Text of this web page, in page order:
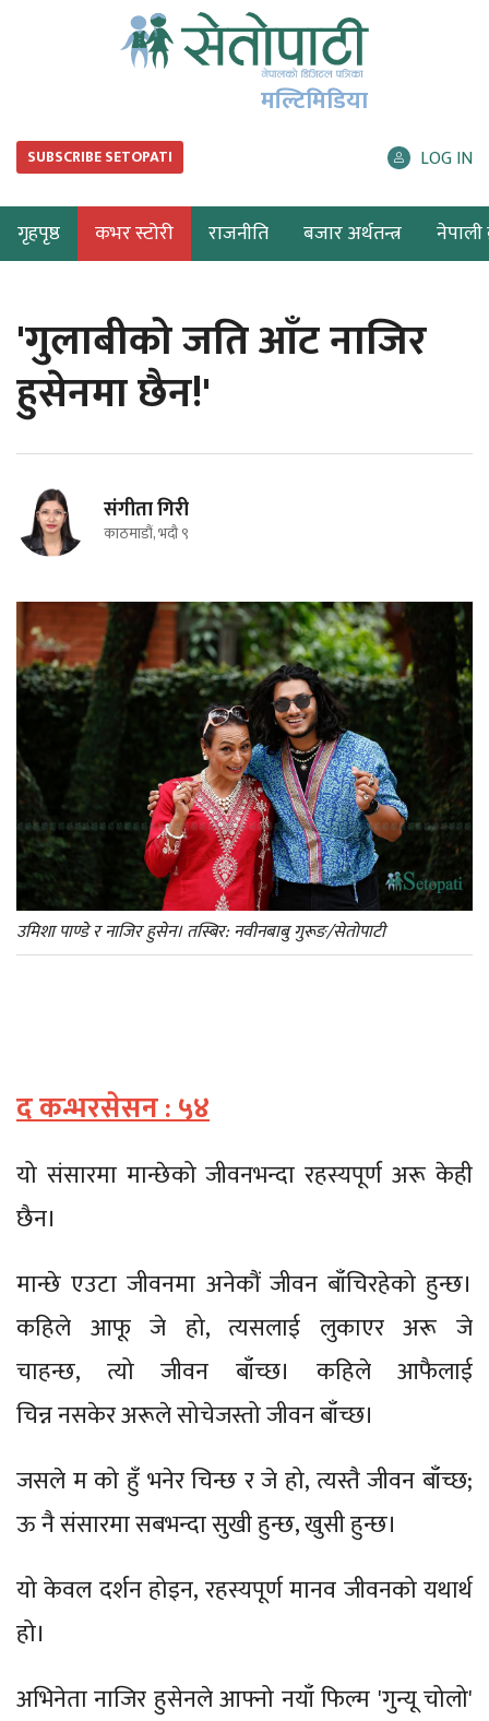
मल्टिमिडिया
SUBSCRIBE SETOPATI LOG IN
गृहपृष्ठ कभर स्टोरी राजनीति बजार अर्थतन्त्र नेपाली
'गुलाबीको जति आँट नाजिर
हुसेनमा छैन!'
संगीता गिरी
काठमाडौं, भदौ ९
उमिशा पाण्डे र नाजिर हुसेन। तस्बिर: नवीनबाबु गुरूङ/सेतोपाटी
द कन्भरसेसन : ५४
यो संसारमा मान्छेको जीवनभन्दा रहस्यपूर्ण अरू केही
छैन।
मान्छे एउटा जीवनमा अनेकौं जीवन बाँचिरहेको हुन्छ।
कहिले आफू जे हो, त्यसलाई लुकाएर अरू जे
चाहन्छ, त्यो जीवन बाँच्छ। कहिले आफैलाई
चिन्न नसकेर अरूले सोचेजस्तो जीवन बाँच्छ।
जसले म को हुँ भनेर चिन्छ र जे हो, त्यस्तै जीवन बाँच्छ;
ऊ नै संसारमा सबभन्दा सुखी हुन्छ, खुसी हुन्छ।
यो केवल दर्शन होइन, रहस्यपूर्ण मानव जीवनको यथार्थ
हो।
अभिनेता नाजिर हुसेनले आफ्नो नयाँ फिल्म 'गुन्यू चोलो'